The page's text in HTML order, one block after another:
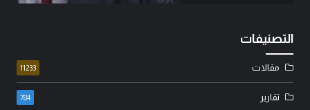
التصنيفات
مقالات 11233
تقارير 784